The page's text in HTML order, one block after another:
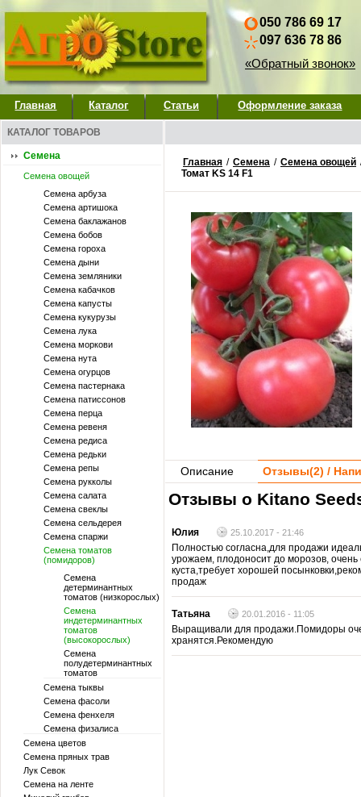
050 786 69 17
097 636 78 86
«Обратный звонок»
Главная Каталог Статьи Оформление заказа
КАТАЛОГ ТОВАРОВ
Семена
Семена овощей
Семена арбуза
Семена артишока
Семена баклажанов
Семена бобов
Семена гороха
Семена дыни
Семена земляники
Семена кабачков
Семена капусты
Семена кукурузы
Семена лука
Семена моркови
Семена нута
Семена огурцов
Семена пастернака
Семена патиссонов
Семена перца
Семена ревеня
Семена редиса
Семена редьки
Семена репы
Семена рукколы
Семена салата
Семена свеклы
Семена сельдерея
Семена спаржи
Семена томатов
(помидоров)
Семена
детерминантных
томатов (низкорослых)
Семена
индетерминантных
томатов
(высокорослых)
Семена
полудетерминантных
томатов
Семена тыквы
Семена фасоли
Семена фенхеля
Семена физалиса
Семена цветов
Семена пряных трав
Лук Севок
Семена на ленте
Главная / Семена / Семена овощей
Томат KS 14 F1
Описание Отзывы(2) /
Отзывы о Kitano
Юлия 25.10.2017 - 21:46
Полностью согласна,для продажи
урожаем, плодоносит до морозов, очень
куста,требует хорошей
продаж
Татьяна 20.01.2016 - 11:05
Выращивали для продажи.Помидоры
хранятся.Рекомендую